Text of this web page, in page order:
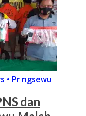
• Pringsewu
dan